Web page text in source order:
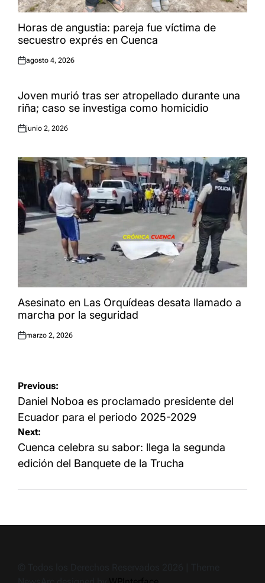
Horas de angustia: pareja fue víctima de
secuestro exprés en Cuenca
Publicado
agosto 4, 2026
Joven murió tras ser atropellado durante una
riña; caso se investiga como homicidio
Publicado
junio 2, 2026
Asesinato en Las Orquídeas desata llamado a
marcha por la seguridad
Publicado
marzo 2, 2026
Navegación
de
entradas
Previous:
Daniel Noboa es proclamado presidente del
Ecuador para el periodo 2025-2029
Next:
Cuenca celebra su sabor: llega la segunda
edición del Banquete de la Trucha